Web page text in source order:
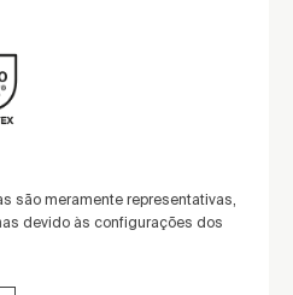
são meramente representativas,
devido às configurações dos